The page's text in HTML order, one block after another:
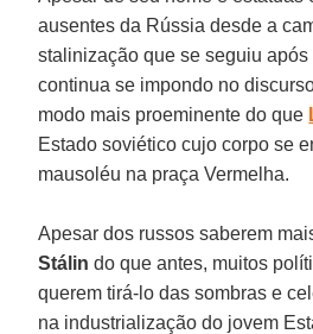
ausentes da Rússia desde a
stalinização que se seguiu após
continua se impondo no
modo mais proeminente do que
Estado soviético cujo corpo se
mausoléu na praça Vermelha.
Apesar dos russos saberem
Stálin do que antes, muitos
querem tirá-lo das sombras e
na industrialização do jovem